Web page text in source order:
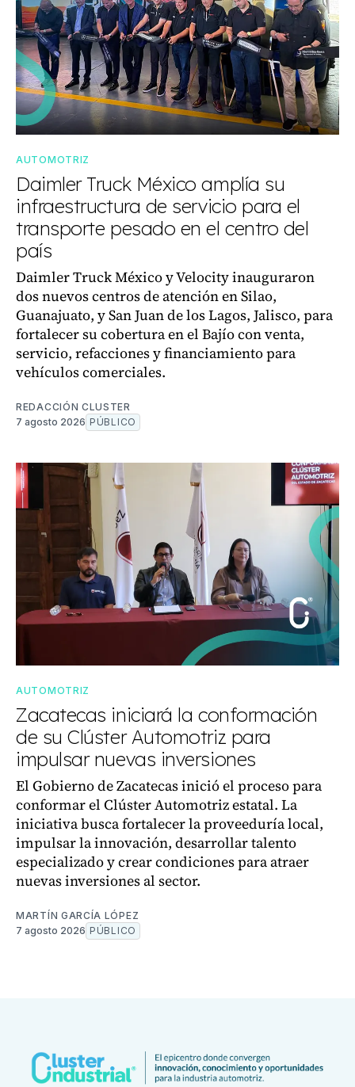
AUTOMOTRIZ
Daimler Truck México amplía su
infraestructura de servicio para el
transporte pesado en el centro del
país
Daimler Truck México y Velocity inauguraron
dos nuevos centros de atención en Silao,
Guanajuato, y San Juan de los Lagos, Jalisco, para
fortalecer su cobertura en el Bajío con venta,
servicio, refacciones y financiamiento para
vehículos comerciales.
REDACCIÓN CLUSTER
7 agosto 2026 PÚBLICO
AUTOMOTRIZ
Zacatecas iniciará la conformación
de su Clúster Automotriz para
impulsar nuevas inversiones
El Gobierno de Zacatecas inició el proceso para
conformar el Clúster Automotriz estatal. La
iniciativa busca fortalecer la proveeduría local,
impulsar la innovación, desarrollar talento
especializado y crear condiciones para atraer
nuevas inversiones al sector.
MARTÍN GARCÍA LÓPEZ
7 agosto 2026 PÚBLICO